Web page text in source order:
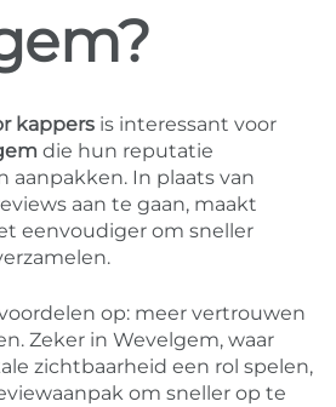
kappers is interessant voor
die hun reputatie
aanpakken. In plaats van
aan te gaan, maakt
eenvoudiger om sneller
op: meer vertrouwen
Zeker in Wevelgem, waar
zichtbaarheid een rol spelen,
om sneller op te